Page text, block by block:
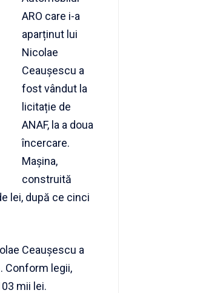
ARO care i-a
aparținut lui
Nicolae
Ceaușescu a
fost vândut la
licitație de
ANAF, la a doua
încercare.
Mașina,
construită
lei, după ce cinci
Ceaușescu a
Conform legii,
mii lei.